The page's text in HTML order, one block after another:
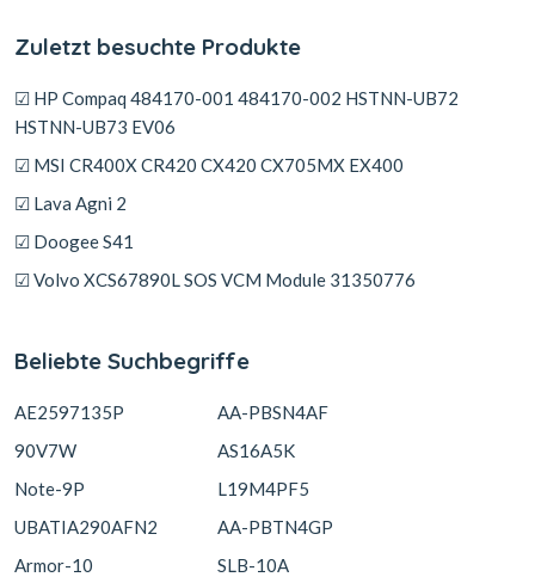
Zuletzt besuchte Produkte
☑ HP Compaq 484170-001 484170-002 HSTNN-UB72
HSTNN-UB73 EV06
☑ MSI CR400X CR420 CX420 CX705MX EX400
☑ Lava Agni 2
☑ Doogee S41
☑ Volvo XCS67890L SOS VCM Module 31350776
Beliebte Suchbegriffe
AE2597135P
90V7W
Note-9P
UBATIA290AFN2
Armor-10
AA-PBSN4AF
AS16A5K
L19M4PF5
AA-PBTN4GP
SLB-10A